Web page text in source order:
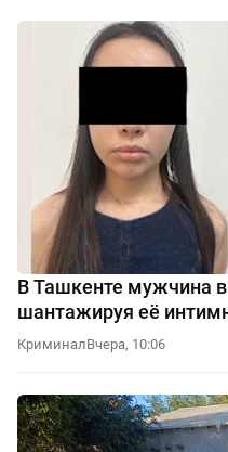
В Ташкенте мужчина
шантажируя её
КриминалВчера, 10:06